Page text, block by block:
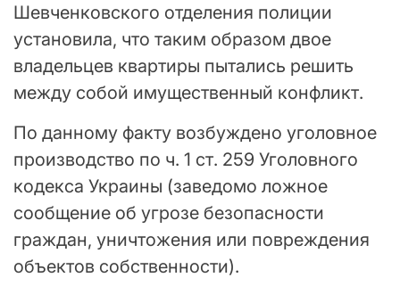
Шевченковского отделения полиции
установила, что таким образом двое
владельцев квартиры пытались решить
между собой имущественный конфликт.
По данному факту возбуждено уголовное
производство по ч. 1 ст. 259 Уголовного
кодекса Украины (заведомо ложное
сообщение об угрозе безопасности
граждан, уничтожения или повреждения
объектов собственности).